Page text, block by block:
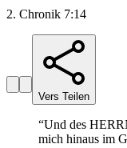
2. Chronik 7:14
Vers Teilen
“Und des
mich hinaus im